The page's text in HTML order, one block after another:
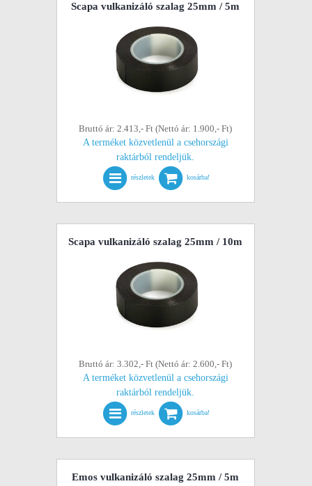
Scapa vulkanizáló szalag 25mm / 5m
Bruttó ár: 2.413,- Ft (Nettó ár: 1.900,- Ft)
A terméket közvetlenül a csehországi
raktárból rendeljük.
részletek kosárba!
Scapa vulkanizáló szalag 25mm / 10m
Bruttó ár: 3.302,- Ft (Nettó ár: 2.600,- Ft)
A terméket közvetlenül a csehországi
raktárból rendeljük.
részletek kosárba!
Emos vulkanizáló szalag 25mm / 5m